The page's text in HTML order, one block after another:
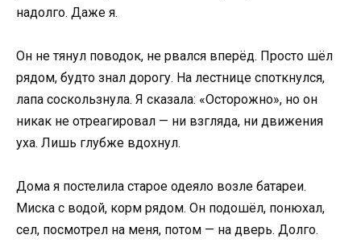
надолго. Даже я.
Он не тянул поводок, не рвался вперёд. Просто шёл
рядом, будто знал дорогу. На лестнице споткнулся,
лапа соскользнула. Я сказала: «Осторожно», но он
никак не отреагировал — ни взгляда, ни движения
уха. Лишь глубже вдохнул.
Дома я постелила старое одеяло возле батареи.
Миска с водой, корм рядом. Он подошёл, понюхал,
сел, посмотрел на меня, потом — на дверь. Долго.